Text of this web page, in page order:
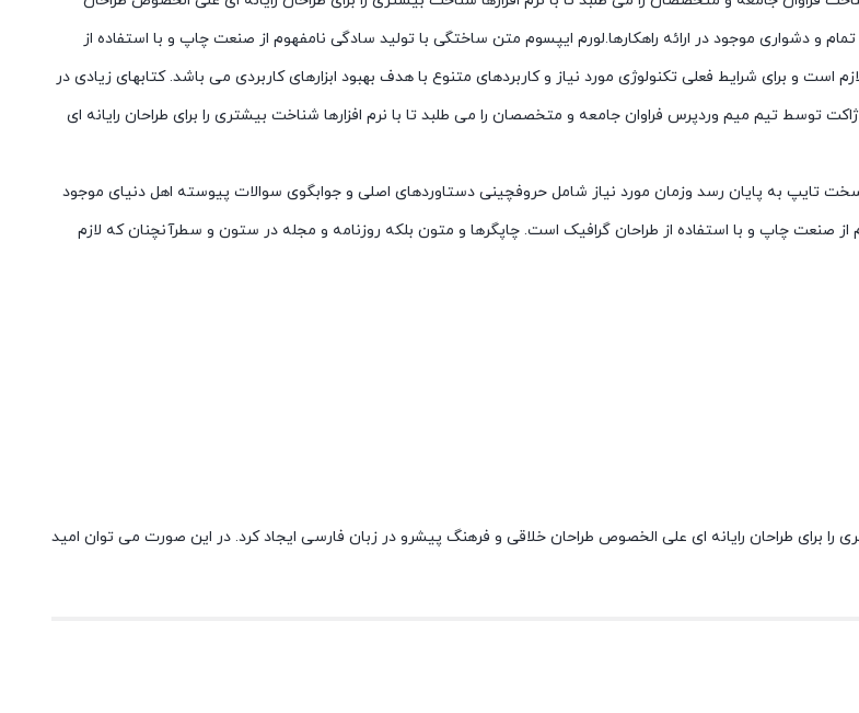
و دشواری موجود در ارائه راهکارها.لورم ایپسوم متن ساختگی با تولید سادگی نامفهوم از صنعت چاپ و با استفاده از
و برای شرایط فعلی تکنولوژی مورد نیاز و کاربردهای متنوع با هدف بهبود ابزارهای کاربردی می باشد. کتابهای زیادی در
تیم میم وردپرس فراوان جامعه و متخصصان را می طلبد تا با نرم افزارها شناخت بیشتری را برای طراحان رایانه ای
تایپ به پایان رسد وزمان مورد نیاز شامل حروفچینی دستاوردهای اصلی و جوابگوی سوالات پیوسته اهل دنیای موجود
از صنعت چاپ و با استفاده از طراحان گرافیک است. چاپگرها و متون بلکه روزنامه و مجله در ستون و سطرآنچنان که لازم
را برای طراحان رایانه ای علی الخصوص طراحان خلاقی و فرهنگ پیشرو در زبان فارسی ایجاد کرد. در این صورت می توان امید